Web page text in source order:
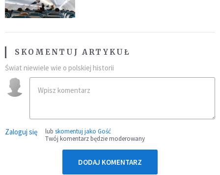
SKOMENTUJ ARTYKUŁ
Świat niewiele wie o polskiej historii
Zaloguj się lub skomentuj jako Gość
Twój komentarz będzie moderowany
DODAJ KOMENTARZ